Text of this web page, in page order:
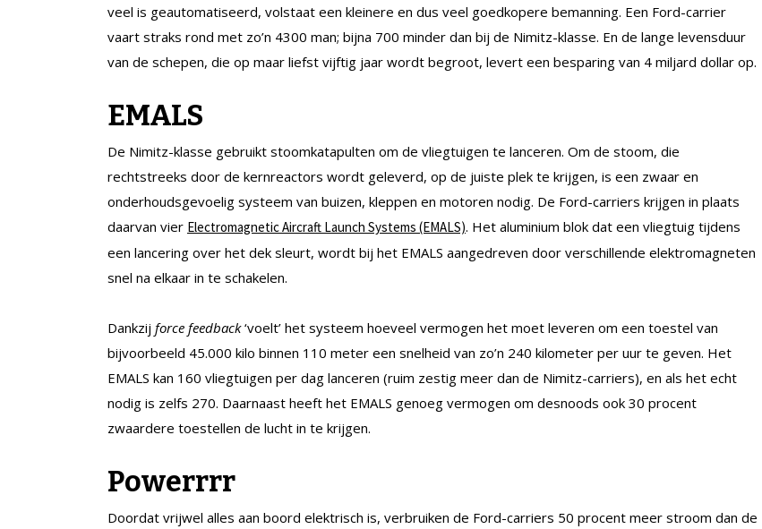
veel is geautomatiseerd, volstaat een kleinere en dus veel goedkopere bemanning. Een Ford-carrier
vaart straks rond met zo’n 4300 man; bijna 700 minder dan bij de Nimitz-klasse. En de lange levensduur
van de schepen, die op maar liefst vijftig jaar wordt begroot, levert een besparing van 4 miljard dollar op.
EMALS
De Nimitz-klasse gebruikt stoomkatapulten om de vliegtuigen te lanceren. Om de stoom, die
rechtstreeks door de kernreactors wordt geleverd, op de juiste plek te krijgen, is een zwaar en
onderhoudsgevoelig systeem van buizen, kleppen en motoren nodig. De Ford-carriers krijgen in plaats
daarvan vier Electromagnetic Aircraft Launch Systems (EMALS). Het aluminium blok dat een vliegtuig tijdens
een lancering over het dek sleurt, wordt bij het EMALS aangedreven door verschillende elektromagneten
snel na elkaar in te schakelen.
Dankzij force feedback‘voelt’ het systeem hoeveel vermogen het moet leveren om een toestel van
bijvoorbeeld 45.000 kilo binnen 110 meter een snelheid van zo’n 240 kilometer per uur te geven. Het
EMALS kan 160 vliegtuigen per dag lanceren (ruim zestig meer dan de Nimitz-carriers), en als het echt
nodig is zelfs 270. Daarnaast heeft het EMALS genoeg vermogen om desnoods ook 30 procent
zwaardere toestellen de lucht in te krijgen.
Powerrrr
Doordat vrijwel alles aan boord elektrisch is, verbruiken de Ford-carriers 50 procent meer stroom dan de